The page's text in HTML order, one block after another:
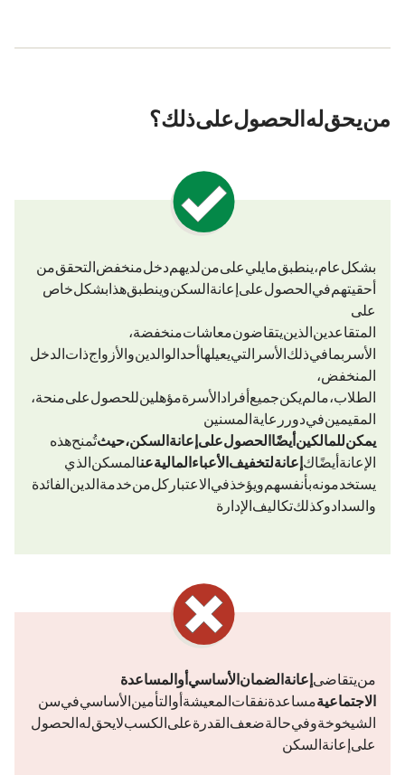
من يحق له الحصول على ذلك؟
بشكل عام، ينطبق ما يلي: على من لديهم دخل منخفض التحقق من
أحقيتهم في الحصول على إعانة السكن. وينطبق هذا بشكل خاص
على:
المتقاعدين الذين يتقاضون معاشات منخفضة،
الأسر – بما في ذلك الأسر التي يعيلها أحد الوالدين والأزواج – ذات الدخل
المنخفض،
الطلاب، ما لم يكن جميع أفراد الأسرة مؤهلين للحصول على منحة BAföG،
المقيمين في دور رعاية المسنين.
يمكن للمالكين أيضًا الحصول على إعانة السكن، حيثتُمنح هذه
الإعانة أيضًا كإعانة لتخفيف الأعباء المالية عنالمسكن الذي
يستخدمونه بأنفسهم. ويؤخذ في الاعتبار كل من خدمة الدين (الفائدة
والسداد) وكذلك تكاليف الإدارة.
من يتقاضىإعانة الضمان الأساسي أو المساعدة
الاجتماعية (مساعدة نفقات المعيشة أو التأمين الأساسي في سن
الشيخوخة وفي حالة ضعف القدرة على الكسب) لا يحق له الحصول
على إعانة السكن.